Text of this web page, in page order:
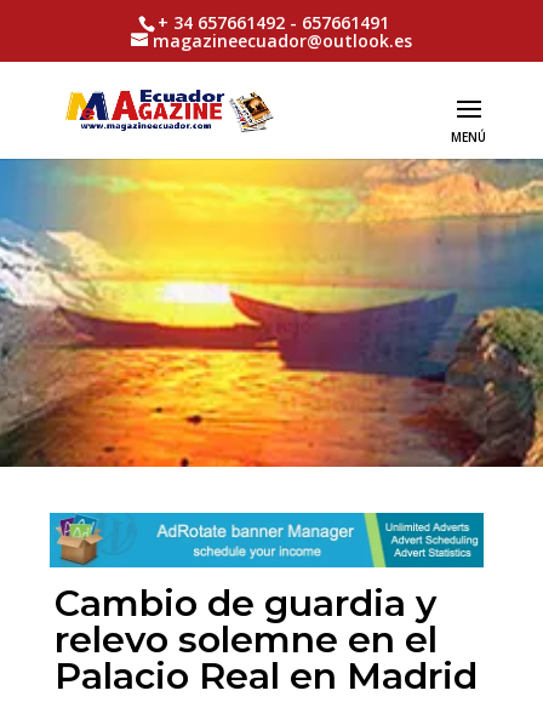
+ 34 657661492 - 657661491
magazineecuador@outlook.es
Cambio de guardia y
relevo solemne en el
Palacio Real en Madrid